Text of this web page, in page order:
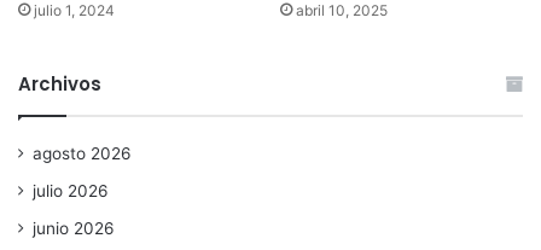
julio 1, 2024 abril 10, 2025
Archivos
agosto 2026
julio 2026
junio 2026